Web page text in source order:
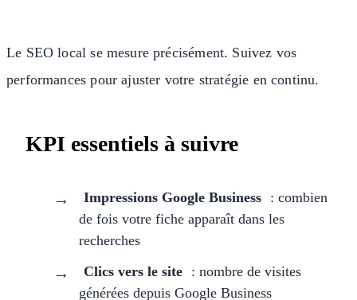
Le SEO local se mesure précisément. Suivez vos
performances pour ajuster votre stratégie en continu.
KPI essentiels à suivre
Impressions Google Business : combien
de fois votre fiche apparaît dans les
recherches
Clics vers le site : nombre de visites
générées depuis Google Business